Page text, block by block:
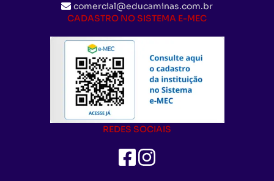
comercial@educaminas.com.br
CADASTRO NO SISTEMA E-MEC
REDES SOCIAIS